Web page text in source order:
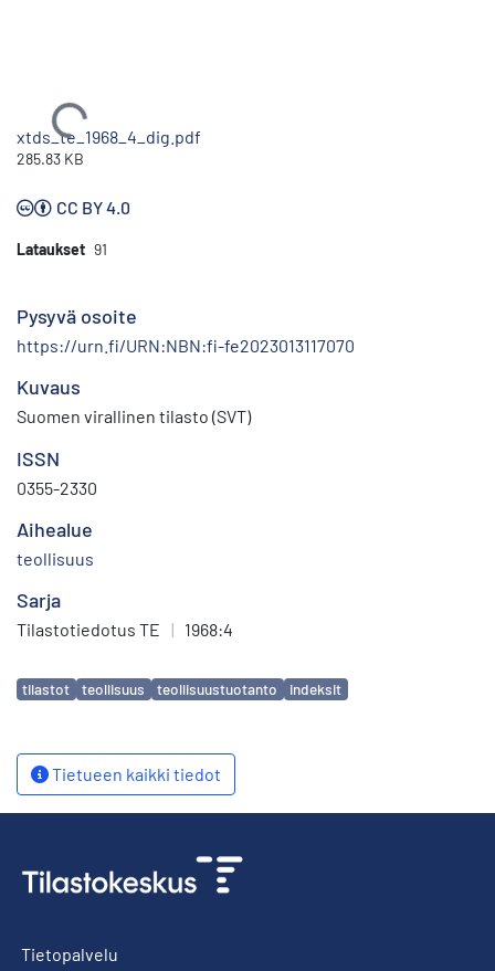
Ladataan...
xtds_te_1968_4_dig.pdf
285.83 KB
CC BY 4.0
Lataukset 91
Pysyvä osoite
https://urn.fi/URN:NBN:fi-fe2023013117070
Kuvaus
Suomen virallinen tilasto (SVT)
ISSN
0355-2330
Aihealue
teollisuus
Sarja
Tilastotiedotus TE | 1968:4
Avainsanat
tilastot teollisuus teollisuustuotanto indeksit
Tietueen kaikki tiedot
Tietopalvelu